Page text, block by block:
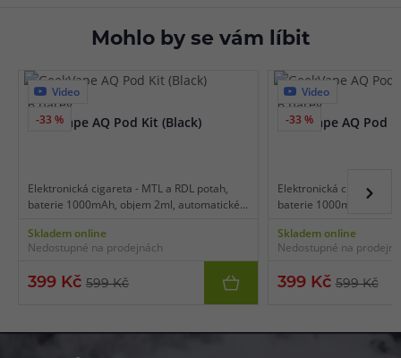
Mohlo by se vám líbit
Video
-33 %
6 barev
GeekVape AQ Pod Kit (Black)
Elektronická cigareta - MTL a RDL potah,
baterie 1000mAh, objem 2ml, automatické
25 W, dobíjení USB-C, inteligentní detekce
odporu, regulace air-flow, kompatibilní s
Tri-proof, multifunkční ovládací tlačítko.
Skladem online
Nedostupné na prodejnách
399 Kč 599 Kč
Video
-33 %
6 barev
GeekVape AQ Pod
Elektronická cigareta -
baterie 1000mAh,
25 W, dobíjení USB-C,
odporu, regulace air-
Tri-proof, multifunkční
Skladem online
Nedostupné na
399 Kč599 Kč